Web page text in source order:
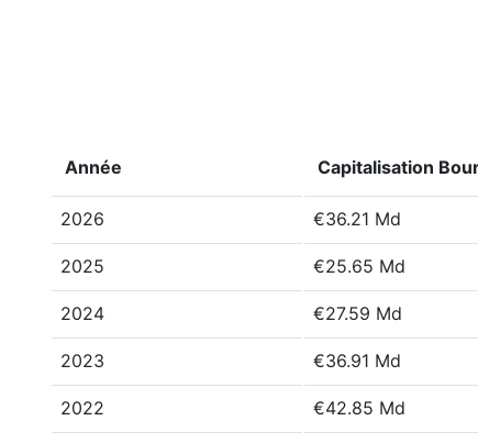
Année Capitalisation
2026 €36.21 Md
2025 €25.65 Md
2024 €27.59 Md
2023 €36.91 Md
2022 €42.85 Md